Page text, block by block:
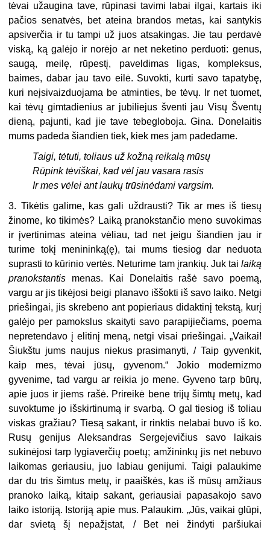
tėvai užaugina tave, rūpinasi tavimi labai ilgai, kartais iki
pačios senatvės, bet ateina brandos metas, kai santykis
apsiverčia ir tu tampi už juos atsakingas. Jie tau perdavė
viską, ką galėjo ir norėjo ar net neketino perduoti: genus,
saugą, meilę, rūpestį, paveldimas ligas, kompleksus,
baimes, dabar jau tavo eilė. Suvokti, kurti savo tapatybę,
kuri neįsivaizduojama be atminties, be tėvų. Ir net tuomet,
kai tėvų gimtadienius ar jubiliejus šventi jau Visų Šventų
dieną, pajunti, kad jie tave tebegloboja. Gina. Donelaitis
mums padeda šiandien tiek, kiek mes jam padedame.
Taigi, tėtuti, toliaus už kožną reikalą mūsų
Rūpink tėviškai, kad vėl jau vasara rasis
Ir mes vėlei ant laukų trūsinėdami vargsim.
3. Tikėtis galime, kas gali uždrausti? Tik ar mes iš tiesų
žinome, ko tikimės? Laiką pranokstančio meno suvokimas
ir įvertinimas ateina vėliau, tad net jeigu šiandien jau ir
turime tokį menininką(ę), tai mums tiesiog dar neduota
suprasti to kūrinio vertės. Neturime tam įrankių. Juk tai laiką
pranokstantis menas. Kai Donelaitis rašė savo poemą,
vargu ar jis tikėjosi beigi planavo iššokti iš savo laiko. Netgi
priešingai, jis skrebeno ant popieriaus didaktinį tekstą, kurį
galėjo per pamokslus skaityti savo parapijiečiams, poema
nepretendavo į elitinį meną, netgi visai priešingai. „Vaikai!
Šiukštu jums naujus niekus prasimanyti, / Taip gyvenkit,
kaip mes, tėvai jūsų, gyvenom.“ Jokio modernizmo
gyvenime, tad vargu ar reikia jo mene. Gyveno tarp būrų,
apie juos ir jiems rašė. Prireikė bene trijų šimtų metų, kad
suvoktume jo išskirtinumą ir svarbą. O gal tiesiog iš toliau
viskas gražiau? Tiesą sakant, ir rinktis nelabai buvo iš ko.
Rusų genijus Aleksandras Sergejevičius savo laikais
sukinėjosi tarp lygiaverčių poetų; amžininkų jis net nebuvo
laikomas geriausiu, juo labiau genijumi. Taigi palaukime
dar du tris šimtus metų, ir paaiškės, kas iš mūsų amžiaus
pranoko laiką, kitaip sakant, geriausiai papasakojo savo
laiko istoriją. Istoriją apie mus. Palaukim. „Jūs, vaikai glūpi,
dar svietą šį nepažįstat, / Bet nei žindyti paršiukai